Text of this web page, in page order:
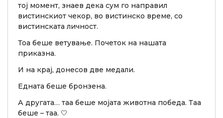
тој момент, знаев дека сум го направил
вистинскиот чекор, во вистинско време, со
вистинската личност.
Тоа беше ветување. Почеток на нашата
приказна.
И на крај, донесов две медали.
Едната беше бронзена.
А другата… таа беше мојата животна победа. Таа
беше – таа. 🤍